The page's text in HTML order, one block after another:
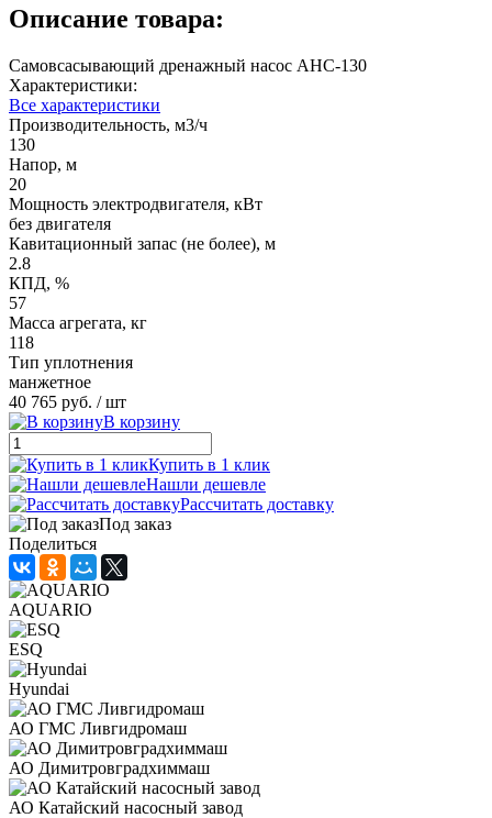
Описание товара:
Самовсасывающий дренажный насос АНС-130
Характеристики:
Все характеристики
Производительность, м3/ч
130
Напор, м
20
Мощность электродвигателя, кВт
без двигателя
Кавитационный запас (не более), м
2.8
КПД, %
57
Масса агрегата, кг
118
Тип уплотнения
манжетное
40 765 руб. / шт
В корзину
Купить в 1 клик
Нашли дешевле
Рассчитать доставку
Под заказ
Поделиться
AQUARIO
ESQ
Hyundai
АО ГМС Ливгидромаш
АО Димитровградхиммаш
АО Катайский насосный завод